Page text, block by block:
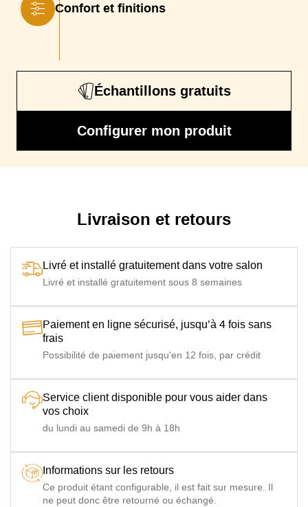
Confort et finitions
Échantillons gratuits
Configurer mon produit
Livraison et retours
Livré et installé gratuitement dans votre salon
Livré et installé gratuitement sous 8 semaines
Paiement en ligne sécurisé, jusqu’à 4 fois sans
frais
Possibilité de paiement jusqu'en 12 fois, par crédit
Service client disponible pour vous aider dans
vos choix
du lundi au samedi de 9h à 18h
Informations sur les retours
Ce produit étant configurable, il est fait sur mesure. Il
ne peut donc être retourné ou échangé.